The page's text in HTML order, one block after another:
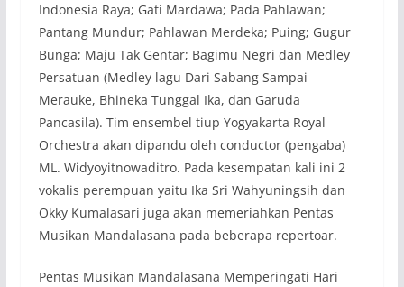
Indonesia Raya; Gati Mardawa; Pada Pahlawan;
Pantang Mundur; Pahlawan Merdeka; Puing; Gugur
Bunga; Maju Tak Gentar; Bagimu Negri dan Medley
Persatuan (Medley lagu Dari Sabang Sampai
Merauke, Bhineka Tunggal Ika, dan Garuda
Pancasila). Tim ensembel tiup Yogyakarta Royal
Orchestra akan dipandu oleh conductor (pengaba)
ML. Widyoyitnowaditro. Pada kesempatan kali ini 2
vokalis perempuan yaitu Ika Sri Wahyuningsih dan
Okky Kumalasari juga akan memeriahkan Pentas
Musikan Mandalasana pada beberapa repertoar.
Pentas Musikan Mandalasana Memperingati Hari